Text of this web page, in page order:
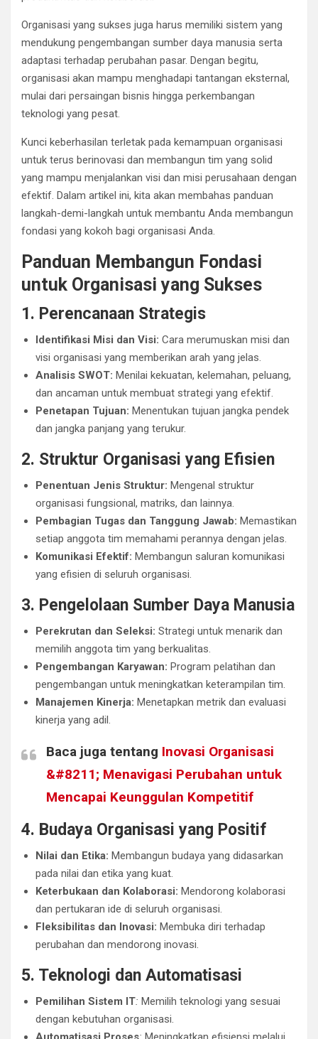
Organisasi yang sukses juga harus memiliki sistem yang
mendukung pengembangan sumber daya manusia serta
adaptasi terhadap perubahan pasar. Dengan begitu,
organisasi akan mampu menghadapi tantangan eksternal,
mulai dari persaingan bisnis hingga perkembangan
teknologi yang pesat.
Kunci keberhasilan terletak pada kemampuan organisasi
untuk terus berinovasi dan membangun tim yang solid
yang mampu menjalankan visi dan misi perusahaan dengan
efektif. Dalam artikel ini, kita akan membahas panduan
langkah-demi-langkah untuk membantu Anda membangun
fondasi yang kokoh bagi organisasi Anda.
Panduan Membangun Fondasi
untuk Organisasi yang Sukses
1. Perencanaan Strategis
Identifikasi Misi dan Visi: Cara merumuskan misi dan
visi organisasi yang memberikan arah yang jelas.
Analisis SWOT: Menilai kekuatan, kelemahan, peluang,
dan ancaman untuk membuat strategi yang efektif.
Penetapan Tujuan: Menentukan tujuan jangka pendek
dan jangka panjang yang terukur.
2. Struktur Organisasi yang Efisien
Penentuan Jenis Struktur: Mengenal struktur
organisasi fungsional, matriks, dan lainnya.
Pembagian Tugas dan Tanggung Jawab: Memastikan
setiap anggota tim memahami perannya dengan jelas.
Komunikasi Efektif: Membangun saluran komunikasi
yang efisien di seluruh organisasi.
3. Pengelolaan Sumber Daya Manusia
Perekrutan dan Seleksi: Strategi untuk menarik dan
memilih anggota tim yang berkualitas.
Pengembangan Karyawan: Program pelatihan dan
pengembangan untuk meningkatkan keterampilan tim.
Manajemen Kinerja: Menetapkan metrik dan evaluasi
kinerja yang adil.
Baca juga tentang Inovasi Organisasi
&#8211; Menavigasi Perubahan untuk
Mencapai Keunggulan Kompetitif
4. Budaya Organisasi yang Positif
Nilai dan Etika: Membangun budaya yang didasarkan
pada nilai dan etika yang kuat.
Keterbukaan dan Kolaborasi: Mendorong kolaborasi
dan pertukaran ide di seluruh organisasi.
Fleksibilitas dan Inovasi: Membuka diri terhadap
perubahan dan mendorong inovasi.
5. Teknologi dan Automatisasi
Pemilihan Sistem IT: Memilih teknologi yang sesuai
dengan kebutuhan organisasi.